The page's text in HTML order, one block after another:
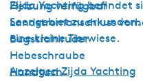
Heizung verfügbar
Landstromanschluss
Bugstrahlruder
Hebeschraube
Handtuch
Zijda Yachting befindet
Seengebiet zu
eine kleine Tierwiese.
Anzeigen Zijda Yachting